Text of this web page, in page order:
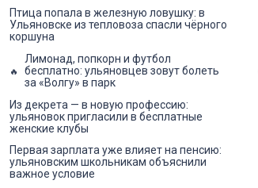
Птица попала в железную ловушку: в
Ульяновске из тепловоза спасли чёрного
коршуна
Лимонад, попкорн и футбол
бесплатно: ульяновцев зовут болеть
за «Волгу» в парк
Из декрета — в новую профессию:
ульяновок пригласили в бесплатные
женские клубы
Первая зарплата уже влияет на пенсию:
ульяновским школьникам объяснили
важное условие